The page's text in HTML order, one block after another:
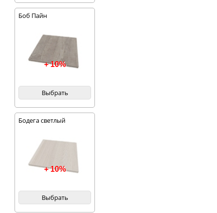
Боб Пайн
+ 10%
Выбрать
Бодега светлый
+ 10%
Выбрать